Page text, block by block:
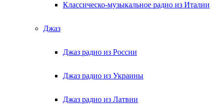
Классическо-музыкальное радио из Италии
Джаз
Джаз радио из России
Джаз радио из Украины
Джаз радио из Латвии